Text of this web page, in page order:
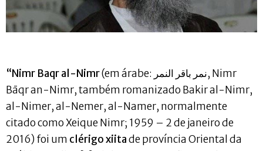
“Nimr Baqr al-Nimr(em árabe: نمر باقر النمر, Nimr
Bāqr an-Nimr, também romanizado Bakir al-Nimr,
al-Nimer, al-Nemer, al-Namer, normalmente
citado como Xeique Nimr; 1959 – 2 de janeiro de
2016) foi um clérigo xiitade província Oriental da